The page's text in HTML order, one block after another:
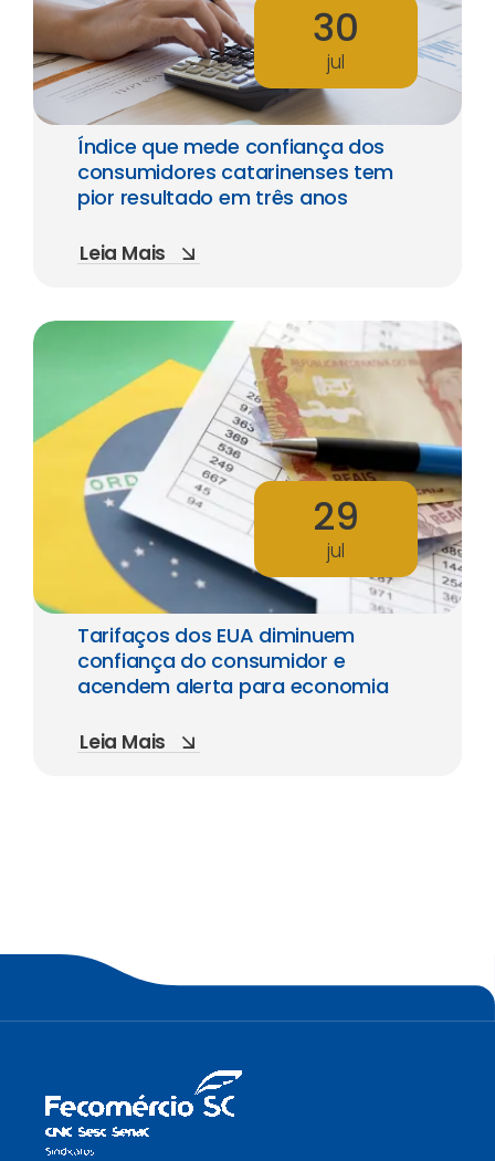
30
jul
Índice que mede confiança dos
consumidores catarinenses tem
pior resultado em três anos
Leia Mais
29
jul
Tarifaços dos EUA diminuem
confiança do consumidor e
acendem alerta para economia
Leia Mais